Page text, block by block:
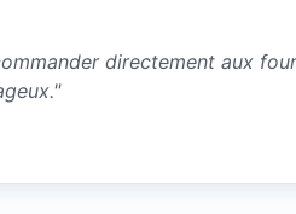
directement aux
"